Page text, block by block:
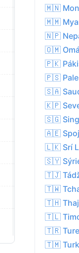
22.4°C
16.5°C
13.8°C
86%
9.7 kph
5.2 mm
5.0
05:31 AM
06:43 PM
New Moon
🇲🇳
🇲🇲
🇳🇵
🇴🇲
🇵🇰
🇵🇸
🇸🇦
🇰🇵
🇸🇬
🇦🇪
🇱🇰 Srí
🇸🇾
🇹🇯
🇹🇼
🇹🇭
🇹🇱
🇹🇷
🇹🇲